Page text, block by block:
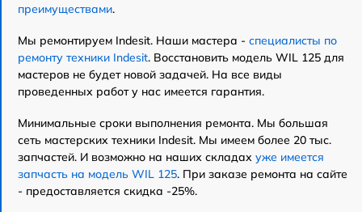
преимуществами.
Мы ремонтируем Indesit. Наши мастера - специалисты по
ремонту техники Indesit. Восстановить модель WIL 125 для
мастеров не будет новой задачей. На все виды
проведенных работ у нас имеется гарантия.
Минимальные сроки выполнения ремонта. Мы большая
сеть мастерских техники Indesit. Мы имеем более 20 тыс.
запчастей. И возможно на наших складах уже имеется
запчасть на модель WIL 125. При заказе ремонта на сайте
- предоставляется скидка -25%.